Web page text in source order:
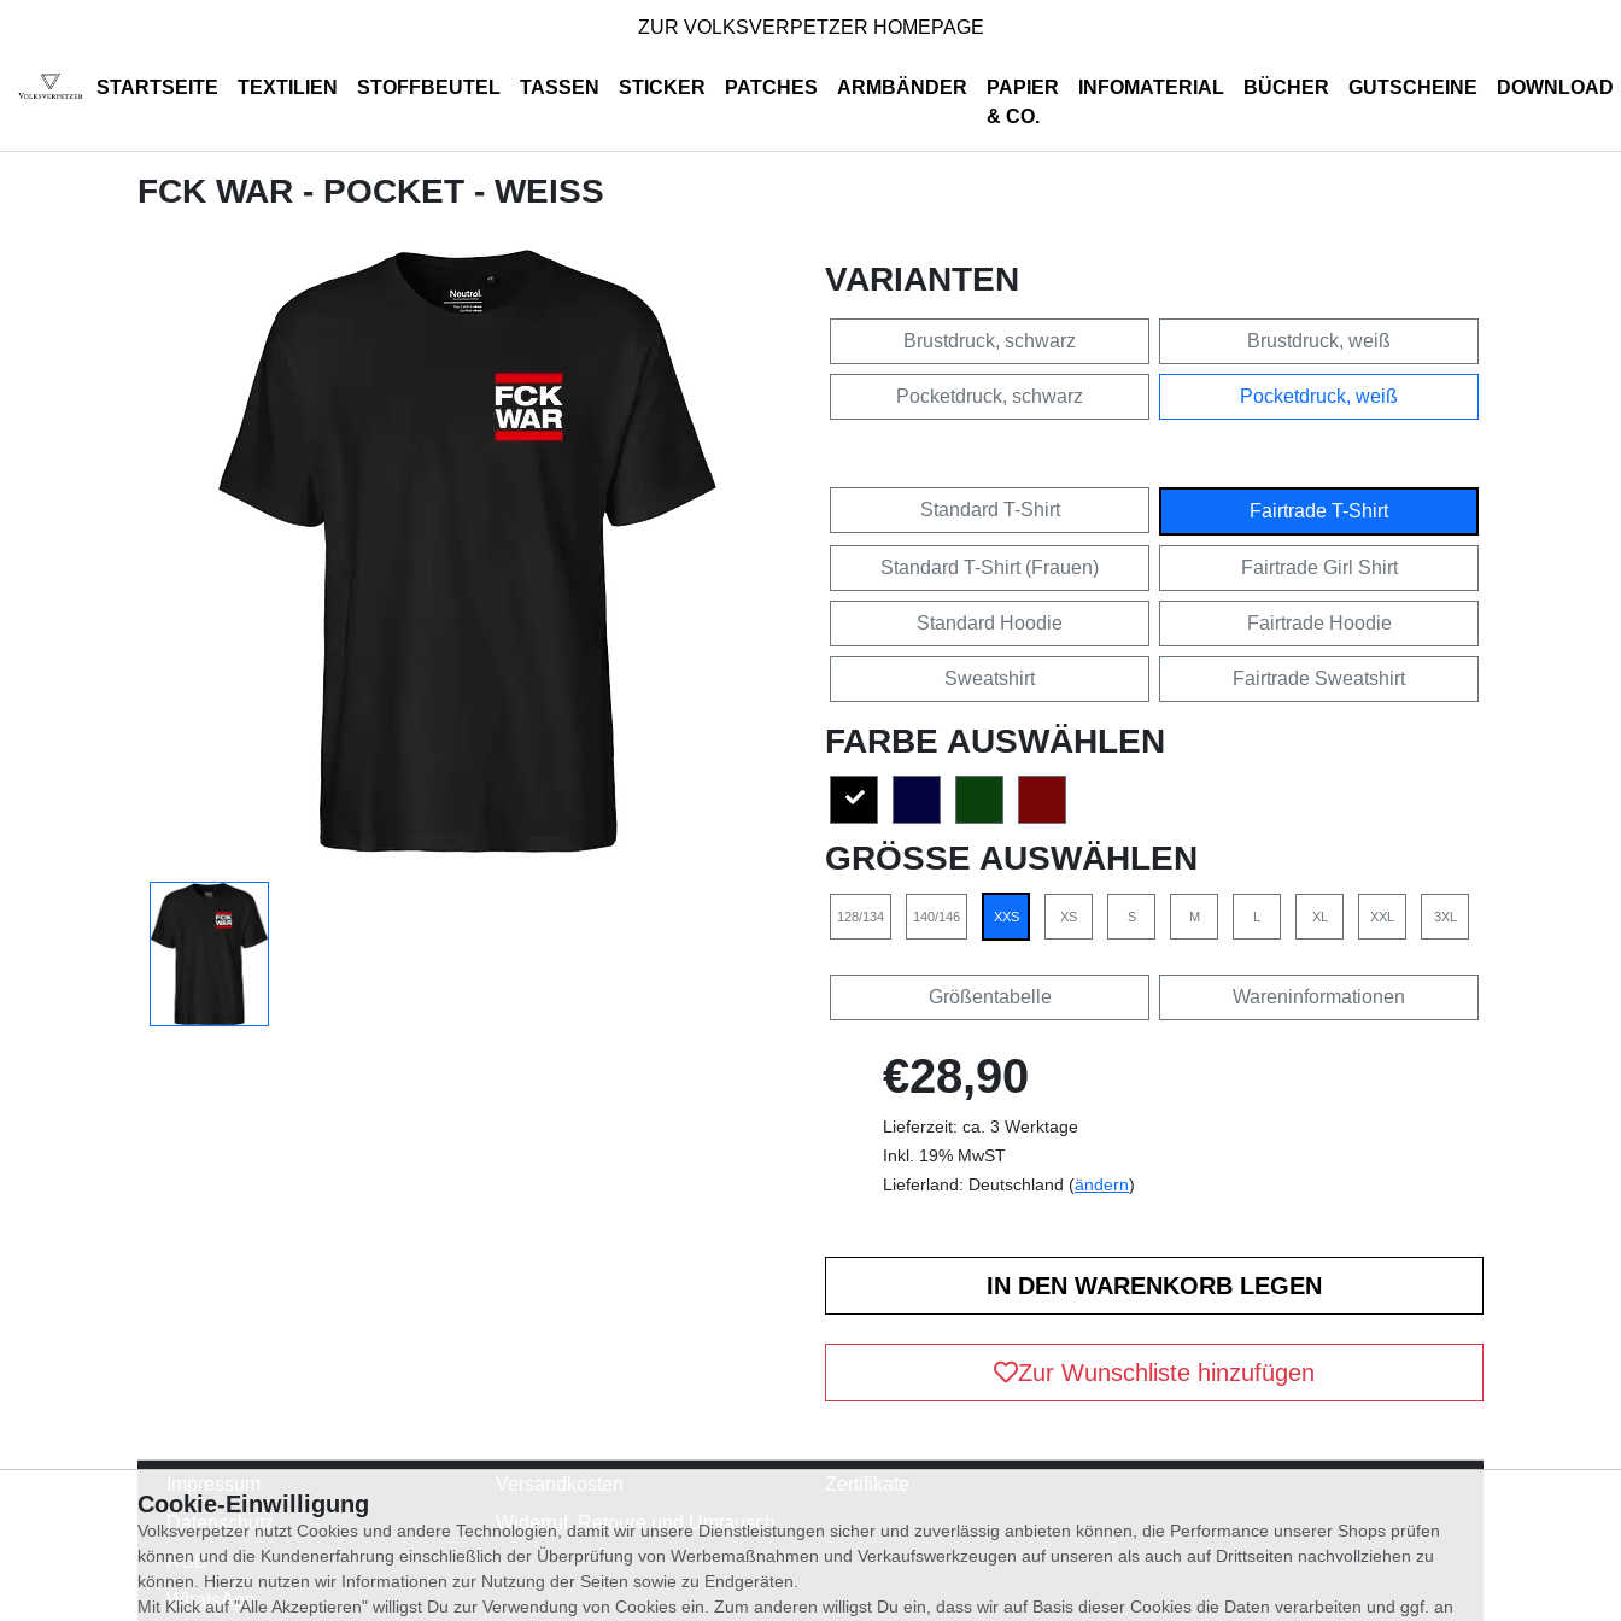
ZUR VOLKSVERPETZER HOMEPAGE
STARTSEITE TEXTILIEN STOFFBEUTEL TASSEN STICKER PATCHES ARMBÄNDER
PAPIER
& CO.
INFOMATERIAL BÜCHER GUTSCHEINE DOWNLOAD
FCK WAR - POCKET - WEISS
VARIANTEN
Brustdruck, schwarz Brustdruck, weiß
Pocketdruck, schwarz Pocketdruck, weiß
Standard T-Shirt Fairtrade T-Shirt
Standard T-Shirt (Frauen) Fairtrade Girl Shirt
Standard Hoodie Fairtrade Hoodie
Sweatshirt Fairtrade Sweatshirt
FARBE AUSWÄHLEN
GRÖSSE AUSWÄHLEN
128/134 140/146 XXS XS S M L XL XXL 3XL
Größentabelle Wareninformationen
€28,90
Lieferzeit: ca. 3 Werktage
Inkl. 19% MwST
Lieferland: Deutschland (ändern)
Zur Wunschliste hinzufügen
Datenschutz
AGB
WhatsApp
Widerruf, Retoure und Umtausch
Cookie-Einwilligung
Volksverpetzer nutzt Cookies und andere Technologien, damit wir unsere Dienstleistungen sicher und zuverlässig anbieten können, die Performance unserer Shops prüfen
können und die Kundenerfahrung einschließlich der Überprüfung von Werbemaßnahmen und Verkaufswerkzeugen auf unseren als auch auf Drittseiten nachvollziehen zu
können. Hierzu nutzen wir Informationen zur Nutzung der Seiten sowie zu Endgeräten.
Mit Klick auf "Alle Akzeptieren" willigst Du zur Verwendung von Cookies ein. Zum anderen willigst Du ein, dass wir auf Basis dieser Cookies die Daten verarbeiten und ggf. an